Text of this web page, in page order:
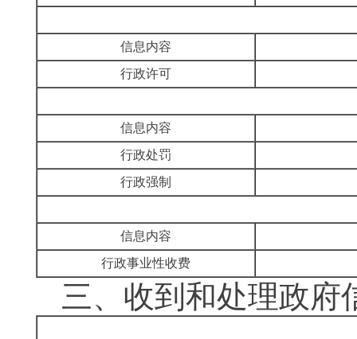
信息内容
行政许可
信息内容
行政处罚
行政强制
信息内容
行政事业性收费
三、 收到和处理政府